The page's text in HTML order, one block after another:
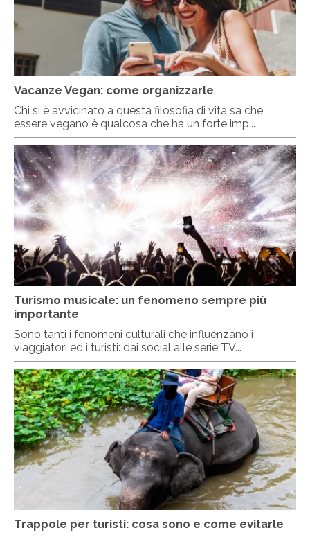
Vacanze Vegan: come organizzarle
Chi si è avvicinato a questa filosofia di vita sa che
essere vegano è qualcosa che ha un forte imp...
Turismo musicale: un fenomeno sempre più
importante
Sono tanti i fenomeni culturali che influenzano i
viaggiatori ed i turisti: dai social alle serie TV...
Trappole per turisti: cosa sono e come evitarle